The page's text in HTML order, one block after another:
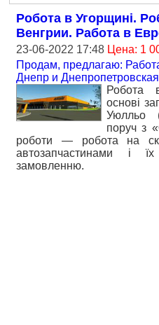
Робота в Угорщині.
Венгрии. Работа в
23-06-2022 17:48 Цена: 1
Продам, предлагаю:
Днепр и
Робота
основі
Уюлльо
поруч з
роботи — робота на
автозапчастинами і
замовленню.